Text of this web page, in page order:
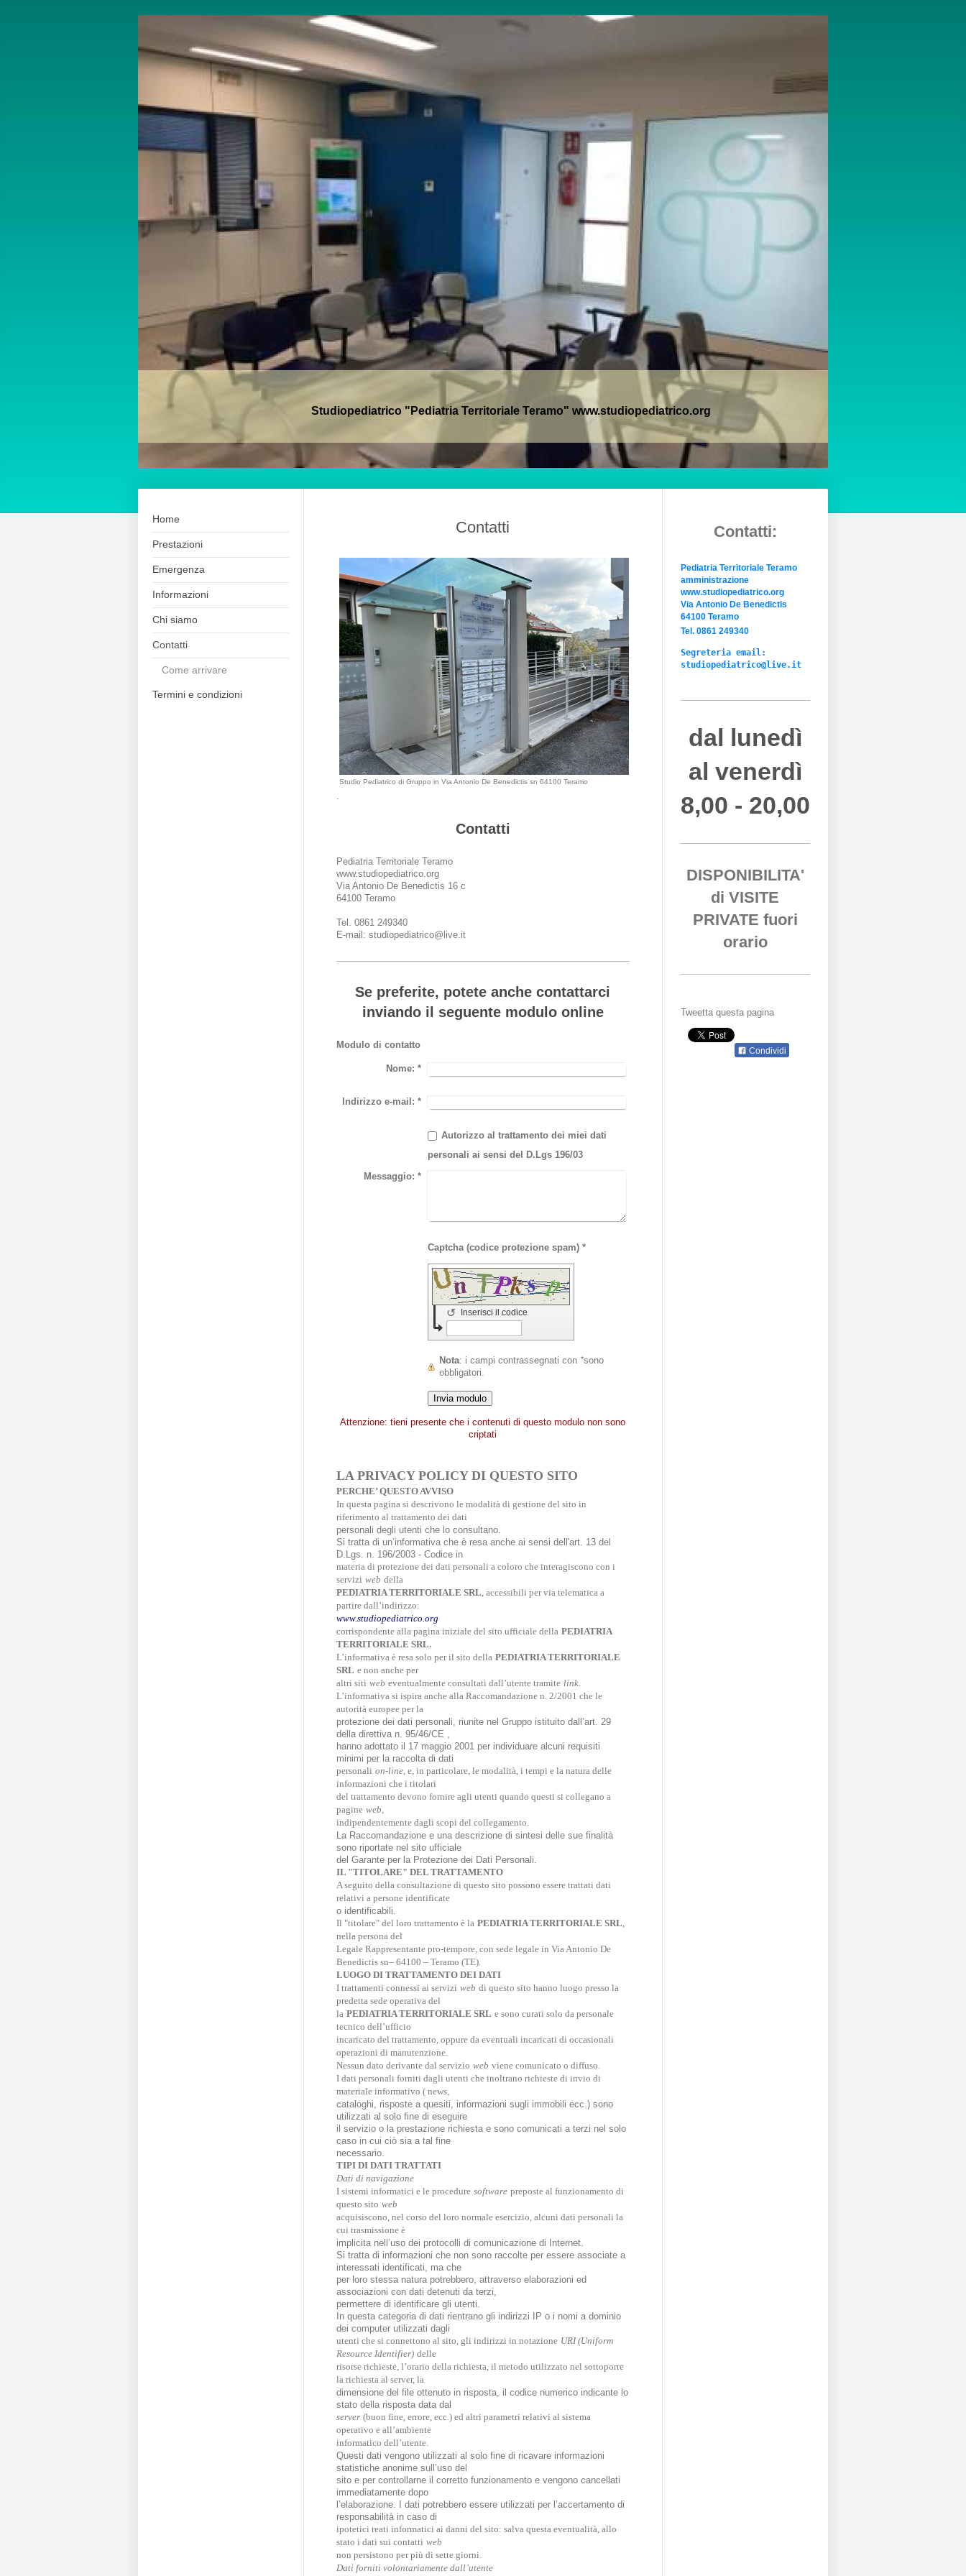
Studiopediatrico "Pediatria Territoriale Teramo" www.studiopediatrico.org
Home
Prestazioni
Emergenza
Informazioni
Chi siamo
Contatti
Come arrivare
Termini e condizioni
Contatti
Studio Pediatrico di Gruppo in Via Antonio De Benedictis sn 64100 Teramo
.
Contatti
Pediatria Territoriale Teramo
www.studiopediatrico.org
Via Antonio De Benedictis 16 c
64100 Teramo
Tel. 0861 249340
E-mail: studiopediatrico@live.it
Se preferite, potete anche contattarci
inviando il seguente modulo online
Modulo di contatto
Nome: *
Indirizzo e-mail: *
Autorizzo al trattamento dei miei dati
personali ai sensi del D.Lgs 196/03
Messaggio: *
Captcha (codice protezione spam) *
Inserisci il codice
↺
Nota : i campi contrassegnati con *sono
obbligatori.
Attenzione: tieni presente che i contenuti di questo modulo non sono
criptati
LA PRIVACY POLICY DI QUESTO SITO
PERCHE’ QUESTO AVVISO
In questa pagina si descrivono le modalità di gestione del sito in
riferimento al trattamento dei dati
personali degli utenti che lo consultano.
Si tratta di un’informativa che è resa anche ai sensi dell'art. 13 del
D.Lgs. n. 196/2003 - Codice in
materia di protezione dei dati personali a coloro che interagiscono con i
servizi web della
PEDIATRIA TERRITORIALE SRL , accessibili per via telematica a
partire dall’indirizzo:
www.studiopediatrico.org
corrispondente alla pagina iniziale del sito ufficiale della PEDIATRIA
TERRITORIALE SRL.
L’informativa è resa solo per il sito della PEDIATRIA TERRITORIALE
SRL e non anche per
altri siti web eventualmente consultati dall’utente tramite link
L’informativa si ispira anche alla Raccomandazione n. 2/2001 che le
autorità europee per la
protezione dei dati personali, riunite nel Gruppo istituito dall’art. 29
della direttiva n. 95/46/CE ,
hanno adottato il 17 maggio 2001 per individuare alcuni requisiti
minimi per la raccolta di dati
personali on-line , e, in particolare, le modalità, i tempi e la natura delle
informazioni che i titolari
del trattamento devono fornire agli utenti quando questi si collegano a
pagine web
indipendentemente dagli scopi del collegamento.
La Raccomandazione e una descrizione di sintesi delle sue finalità
sono riportate nel sito ufficiale
del Garante per la Protezione dei Dati Personali.
IL "TITOLARE" DEL TRATTAMENTO
A seguito della consultazione di questo sito possono essere trattati dati
relativi a persone identificate
o identificabili.
Il "titolare" del loro trattamento è la PEDIATRIA TERRITORIALE SRL
nella persona del
Legale Rappresentante pro-tempore, con sede legale in Via Antonio De
Benedictis sn– 64100 – Teramo (TE).
LUOGO DI TRATTAMENTO DEI DATI
I trattamenti connessi ai servizi web di questo sito hanno luogo presso la
predetta sede operativa del
la PEDIATRIA TERRITORIALE SRL e sono curati solo da personale
tecnico dell’ufficio
incaricato del trattamento, oppure da eventuali incaricati di occasionali
operazioni di manutenzione.
Nessun dato derivante dal servizio web viene comunicato o diffuso.
I dati personali forniti dagli utenti che inoltrano richieste di invio di
materiale informativo ( news,
cataloghi, risposte a quesiti, informazioni sugli immobili ecc.) sono
utilizzati al solo fine di eseguire
il servizio o la prestazione richiesta e sono comunicati a terzi nel solo
caso in cui ciò sia a tal fine
necessario.
TIPI DI DATI TRATTATI
Dati di navigazione
I sistemi informatici e le procedure software preposte al funzionamento di
questo sito web
acquisiscono, nel corso del loro normale esercizio, alcuni dati personali la
cui trasmissione è
implicita nell’uso dei protocolli di comunicazione di Internet.
Si tratta di informazioni che non sono raccolte per essere associate a
interessati identificati, ma che
per loro stessa natura potrebbero, attraverso elaborazioni ed
associazioni con dati detenuti da terzi,
permettere di identificare gli utenti.
In questa categoria di dati rientrano gli indirizzi IP o i nomi a dominio
dei computer utilizzati dagli
utenti che si connettono al sito, gli indirizzi in notazione URI (Uniform
Resource Identifier) delle
risorse richieste, l’orario della richiesta, il metodo utilizzato nel sottoporre
la richiesta al server, la
dimensione del file ottenuto in risposta, il codice numerico indicante lo
stato della risposta data dal
server (buon fine, errore, ecc.) ed altri parametri relativi al sistema
operativo e all’ambiente
informatico dell’utente.
Questi dati vengono utilizzati al solo fine di ricavare informazioni
statistiche anonime sull’uso del
sito e per controllarne il corretto funzionamento e vengono cancellati
immediatamente dopo
l’elaborazione. I dati potrebbero essere utilizzati per l’accertamento di
responsabilità in caso di
ipotetici reati informatici ai danni del sito: salva questa eventualità, allo
stato i dati sui contatti web
non persistono per più di sette giorni.
Dati forniti volontariamente dall’utente
Contatti:
Pediatria Territoriale Teramo
amministrazione
www.studiopediatrico.org
Via Antonio De Benedictis
64100 Teramo
Tel. 0861 249340
Segreteria email:
studiopediatrico@live.it
dal lunedì
al venerdì
8,00 - 20,00
DISPONIBILITA'
di VISITE
PRIVATE fuori
orario
Tweetta questa pagina
Condividi